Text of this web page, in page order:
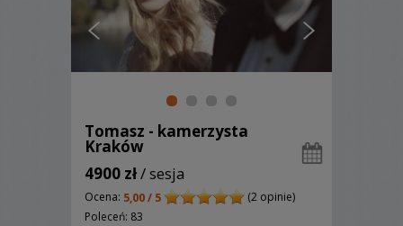
Tomasz - kamerzysta
Kraków
4900 zł/ sesja
Ocena: 5,00 / 5
(2 opinie)
Poleceń: 83